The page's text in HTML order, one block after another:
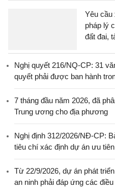
Yêu
pháp lý
đất đai,
Nghị quyết 216/NQ-CP: 31
quyết phải được ban hành
7 tháng đầu năm 2026, đã
Trung ương cho địa phương
Nghị định 312/2026/NĐ-CP:
tiêu chí xác định dự án ưu
Từ 22/9/2026, dự án phát
an ninh phải đáp ứng các